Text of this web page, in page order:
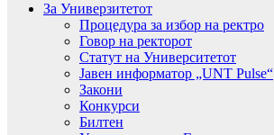
За Универзитетот
Процедура за избор на ректро
Говор на ректорот
Статут на Университетот
Јавен информатор „UNT Pulse“
Закони
Конкурси
Билтен